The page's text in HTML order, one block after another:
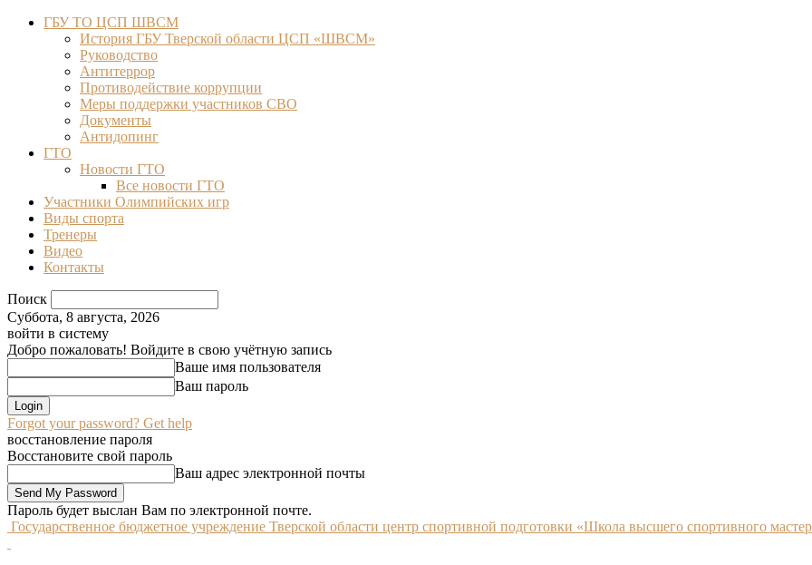
ГБУ ТО ЦСП ШВСМ
История ГБУ Тверской области ЦСП «ШВСМ»
Руководство
Антитеррор
Противодействие коррупции
Меры поддержки участников СВО
Документы
Антидопинг
ГТО
Новости ГТО
Все новости ГТО
Участники Олимпийских игр
Виды спорта
Тренеры
Видео
Контакты
Поиск
Суббота, 8 августа, 2026
войти в систему
Добро пожаловать! Войдите в свою учётную запись
Ваше имя пользователя
Ваш пароль
Forgot your password? Get help
восстановление пароля
Восстановите свой пароль
Ваш адрес электронной почты
Пароль будет выслан Вам по электронной почте.
Государственное бюджетное учреждение Тверской области центр спортивной подготовки «Школа высшего спортивного